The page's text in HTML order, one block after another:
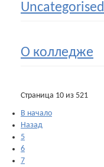
Uncategorised
О колледже
Страница 10 из 521
В начало
Назад
5
6
7